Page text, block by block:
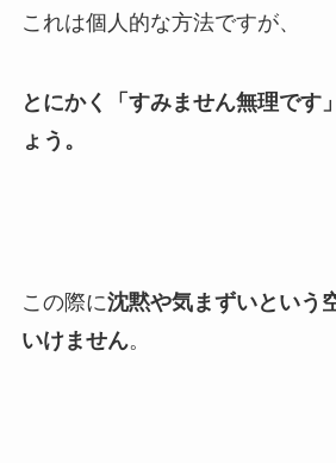
これは個人的な方法ですが、
とにかく「すみません無理です
ょう。
この際に沈黙や気まずいという
いけません。